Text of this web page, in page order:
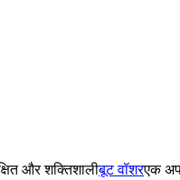
और शक्तिशालीबूट वॉशरएक